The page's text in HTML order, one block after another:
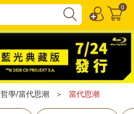
0
哲學/當代思潮 ＞ 當代思潮